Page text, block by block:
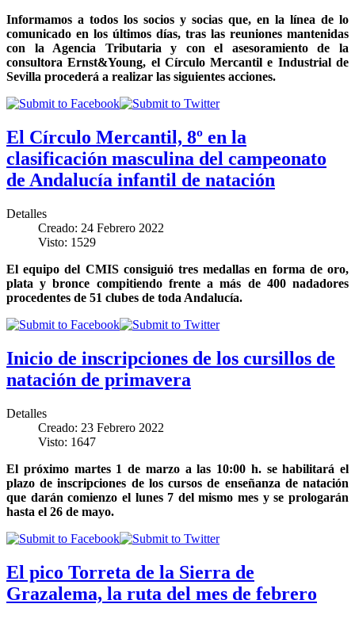
Informamos a todos los socios y socias que, en la línea de lo
comunicado en los últimos días, tras las reuniones mantenidas
con la Agencia Tributaria y con el asesoramiento de la
consultora Ernst&Young, el Círculo Mercantil e Industrial de
Sevilla procederá a realizar las siguientes acciones.
El Círculo Mercantil, 8º en la
clasificación masculina del campeonato
de Andalucía infantil de natación
Detalles
Creado: 24 Febrero 2022
Visto: 1529
El equipo del CMIS consiguió tres medallas en forma de oro,
plata y bronce compitiendo frente a más de 400 nadadores
procedentes de 51 clubes de toda Andalucía.
Inicio de inscripciones de los cursillos de
natación de primavera
Detalles
Creado: 23 Febrero 2022
Visto: 1647
El próximo martes 1 de marzo a las 10:00 h. se habilitará el
plazo de inscripciones de los cursos de enseñanza de natación
que darán comienzo el lunes 7 del mismo mes y se prologarán
hasta el 26 de mayo.
El pico Torreta de la Sierra de
Grazalema, la ruta del mes de febrero